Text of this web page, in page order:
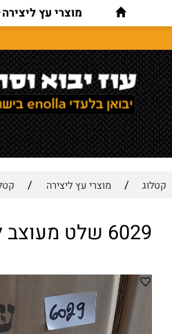
מוצרי עץ ליצירה
/ מוצרי עץ ליצירה / קטלוג מלא
לדלת